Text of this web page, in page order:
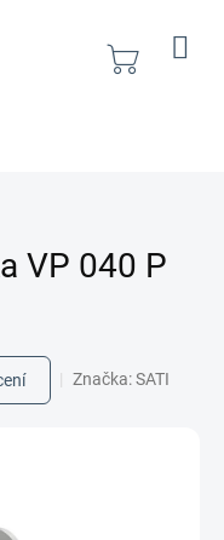
Nákupní
VP 040 P
Značka:SATI